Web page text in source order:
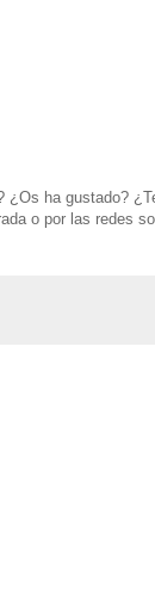
¿Os ha gustado?
o por las redes